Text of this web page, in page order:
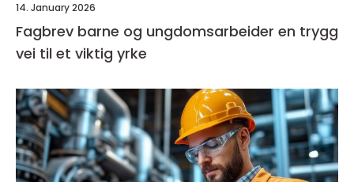
14. January 2026
Fagbrev barne og ungdomsarbeider en trygg
vei til et viktig yrke